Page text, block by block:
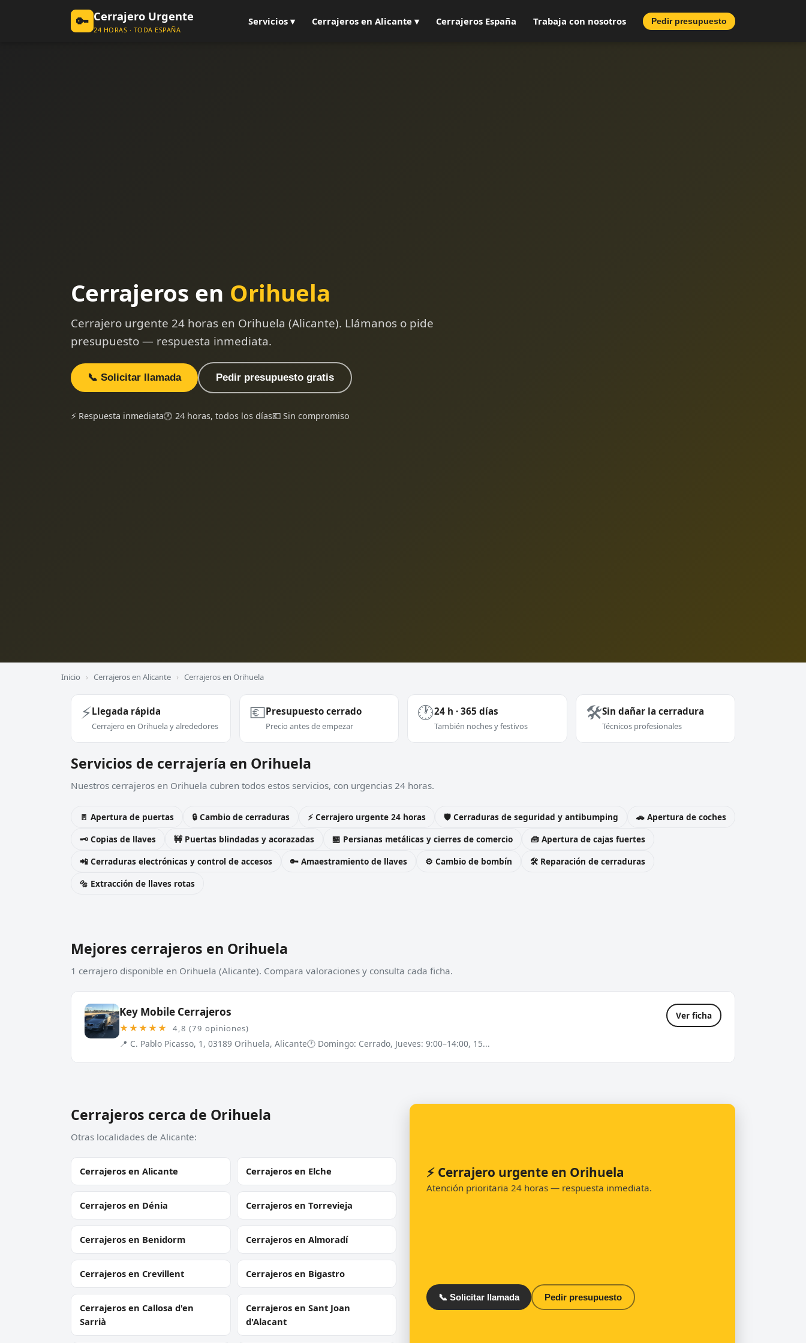
🔑 Cerrajero Urgente
24 HORAS · TODA ESPAÑA
Servicios ▾ Cerrajeros en Alicante ▾ Cerrajeros España Trabaja con nosotros Pedir presupuesto
Cerrajeros en Orihuela
Cerrajero urgente 24 horas en Orihuela (Alicante). Llámanos o pide
presupuesto — respuesta inmediata.
📞 Solicitar llamada Pedir presupuesto gratis
⚡ Respuesta inmediata🕐 24 horas, todos los días💶 Sin compromiso
Inicio › Cerrajeros en Alicante › Cerrajeros en Orihuela
⚡Llegada rápida
Cerrajero en Orihuela y alrededores
💶Presupuesto cerrado
Precio antes de empezar
🕐24 h · 365 días
También noches y festivos
🛠️Sin dañar la cerradura
Técnicos profesionales
Servicios de cerrajería en Orihuela
Nuestros cerrajeros en Orihuela cubren todos estos servicios, con urgencias 24 horas.
🚪 Apertura de puertas 🔒 Cambio de cerraduras ⚡ Cerrajero urgente 24 horas 🛡️ Cerraduras de seguridad y antibumping
🚗 Apertura de coches
🗝️ Copias de llaves
🚧 Puertas blindadas y acorazadas 🏪 Persianas metálicas y cierres de comercio
🧰 Apertura de cajas fuertes
📲 Cerraduras electrónicas y control de accesos
🔑 Amaestramiento de llaves ⚙️ Cambio de bombín
🛠️ Reparación de cerraduras
🔩 Extracción de llaves rotas
Mejores cerrajeros en Orihuela
1 cerrajero disponible en Orihuela (Alicante). Compara valoraciones y consulta cada ficha.
Key Mobile Cerrajeros
★★★★★ 4,8 (79 opiniones)
📍 C. Pablo Picasso, 1, 03189 Orihuela, Alicante🕐 Domingo: Cerrado, Jueves: 9:00–14:00, 15...
Ver ficha
Cerrajeros cerca de Orihuela
Otras localidades de Alicante:
Cerrajeros en Alicante Cerrajeros en Elche
Cerrajeros en Dénia Cerrajeros en Torrevieja
Cerrajeros en Benidorm Cerrajeros en Almoradí
Cerrajeros en Crevillent Cerrajeros en Bigastro
Cerrajeros en Callosa d'en
Sarrià
Cerrajeros en Sant Joan
d'Alacant
⚡ Cerrajero urgente en Orihuela
Atención prioritaria 24 horas — respuesta inmediata.
📞 Solicitar llamada Pedir presupuesto